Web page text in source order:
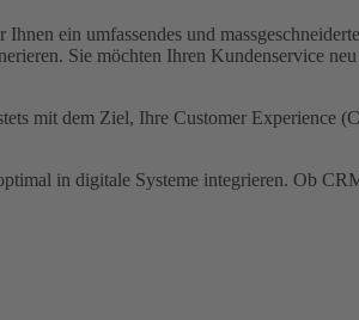
ein umfassendes und
Sie möchten Ihren Kunden­service
mit dem Ziel, Ihre Customer Experience
in digitale Systeme integrieren. Ob